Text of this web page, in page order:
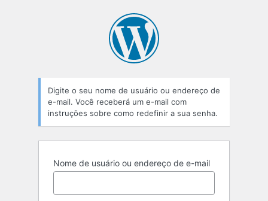
Digite o seu nome de usuário ou endereço de
e-mail. Você receberá um e-mail com
instruções sobre como redefinir a sua senha.
Nome de usuário ou endereço de e-mail